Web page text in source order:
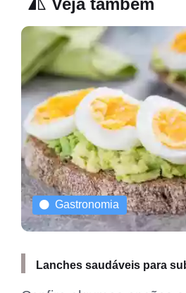
Veja também
Gastronomia
Receita lanche saudável